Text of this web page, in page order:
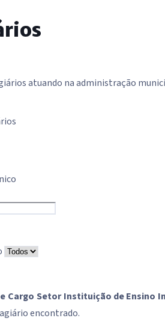
atuando na administração
Cargo Setor Instituição de Ensino
encontrado.